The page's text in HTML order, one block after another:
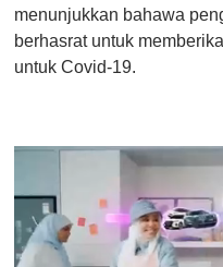
menunjukkan bahawa
berhasrat untuk
untuk Covid-19.